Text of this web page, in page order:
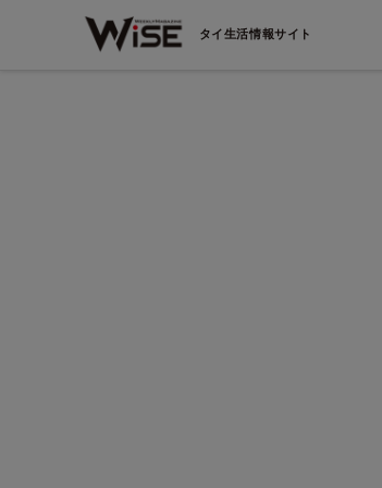
タイ生活情報サイト